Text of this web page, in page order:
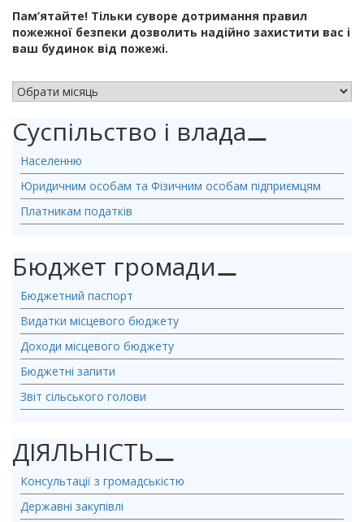
Пам’ятайте! Тільки суворе дотримання правил
пожежної безпеки дозволить надійно захистити вас і
ваш будинок від пожежі.
Суспільство і влада⚊
Населенню
Юридичним особам та Фізичним особам підприємцям
Платникам податків
Бюджет громади⚊
Бюджетний паспорт
Видатки місцевого бюджету
Доходи місцевого бюджету
Бюджетні запити
Звіт сільського голови
ДІЯЛЬНІСТЬ⚊
Консультації з громадськістю
Державні закупівлі